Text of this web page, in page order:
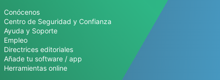
Conócenos
Centro de Seguridad y Confianza
Ayuda y Soporte
Empleo
Directrices editoriales
Añade tu software / app
Herramientas online